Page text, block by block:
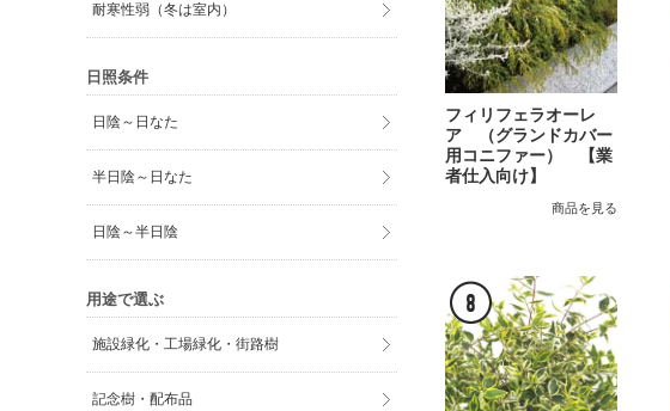
フィリフェラオーレ
ア （グランドカバー
用コニファー） 【業
者仕入向け】
商品を見る
耐寒性弱（冬は室内）
日照条件
日陰～日なた
半日陰～日なた
日陰～半日陰
用途で選ぶ
施設緑化・工場緑化・街路樹
記念樹・配布品